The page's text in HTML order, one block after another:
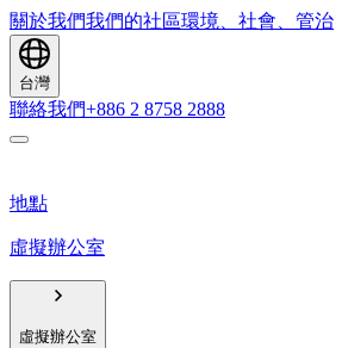
關於我們我們的社區環境、社會、管治
台灣
聯絡我們+886 2 8758 2888
地點
虛擬辦公室
虛擬辦公室